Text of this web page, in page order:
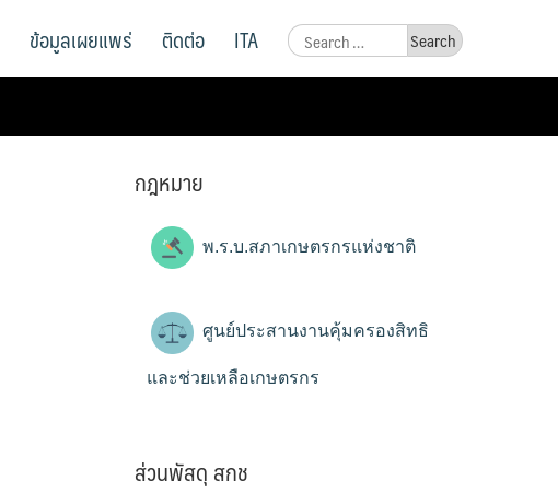
Search
for:
ข้อมูลเผยแพร่ ติดต่อ ITA
กฎหมาย
พ.ร.บ.สภาเกษตรกรแห่งชาติ
ศูนย์ประสานงานคุ้มครองสิทธิ
และช่วยเหลือเกษตรกร
ส่วนพัสดุ สกช